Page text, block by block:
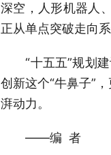
深空，人形机器人
正从单点突破走向
“十五五”规划建
创新这个“牛鼻子”
湃动力。
——编 者